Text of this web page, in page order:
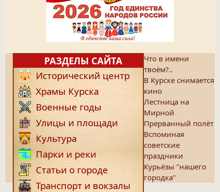
РАЗДЕЛЫ САЙТА
Исторический центр
Храмы Курска
Военные годы
Улицы и площади
Культура
Парки и реки
Статьи о городе
Транспорт и вокзалы
Что в имени
твоём?..
В Курске снимается
кино
Лестница на
Мирной
Прерванный полёт
Вспоминая
советские
праздники
Курьёзы "нашего
городка"